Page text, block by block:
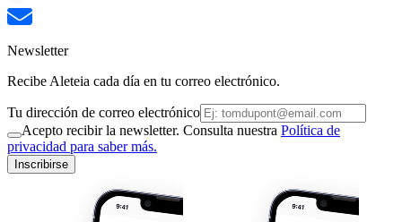
Newsletter
Recibe Aleteia cada día en tu correo electrónico.
Tu dirección de correo electrónico
Acepto recibir la newsletter. Consulta nuestra Política de
privacidad para saber más.
Inscribirse